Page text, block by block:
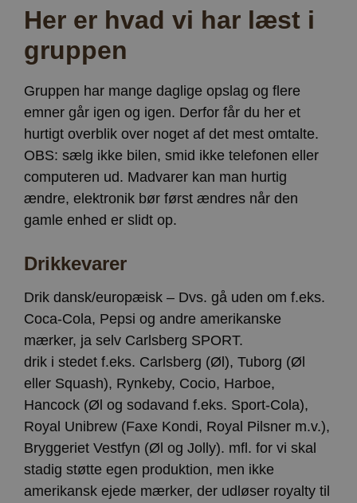
Her er hvad vi har læst i
gruppen
Gruppen har mange daglige opslag og flere
emner går igen og igen. Derfor får du her et
hurtigt overblik over noget af det mest omtalte.
OBS: sælg ikke bilen, smid ikke telefonen eller
computeren ud. Madvarer kan man hurtig
ændre, elektronik bør først ændres når den
gamle enhed er slidt op.
Drikkevarer
Drik dansk/europæisk – Dvs. gå uden om f.eks.
Coca-Cola, Pepsi og andre amerikanske
mærker, ja selv Carlsberg SPORT.
drik i stedet f.eks. Carlsberg (Øl), Tuborg (Øl
eller Squash), Rynkeby, Cocio, Harboe,
Hancock (Øl og sodavand f.eks. Sport-Cola),
Royal Unibrew (Faxe Kondi, Royal Pilsner m.v.),
Bryggeriet Vestfyn (Øl og Jolly). mfl. for vi skal
stadig støtte egen produktion, men ikke
amerikansk ejede mærker, der udløser royalty til